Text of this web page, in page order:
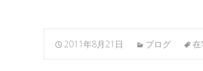
2011年8月21日 ブログ 在